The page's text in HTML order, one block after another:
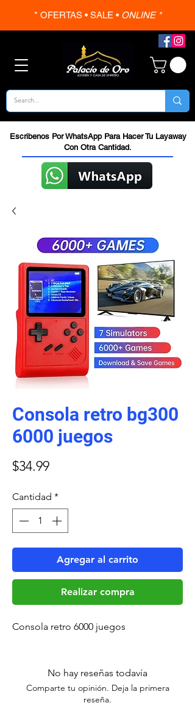
* OFERTAS • SALE •ONLINE *
Escribenos Por WhatsApp Para Hacer Tu Layaway
Con Otra Cantidad.
Consola retro bg300
6000 juegos
$34.99Precio
Cantidad *
Agregar al carrito
Realizar compra
Consola retro 6000 juegos
No hay reseñas todavía
Comparte tu opinión. Deja la primera
reseña.